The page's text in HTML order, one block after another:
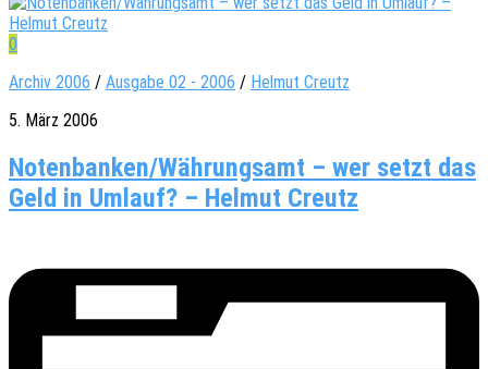
0
Archiv 2006 / Ausgabe 02 - 2006 / Helmut Creutz
5. März 2006
Notenbanken/Währungsamt – wer setzt das
Geld in Umlauf? – Helmut Creutz